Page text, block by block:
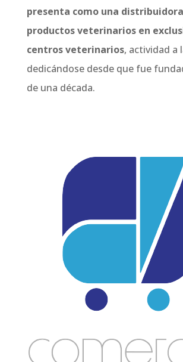
presenta como una
productos veterinarios en
centros veterinarios, actividad a
dedicándose desde que fue
de una década.